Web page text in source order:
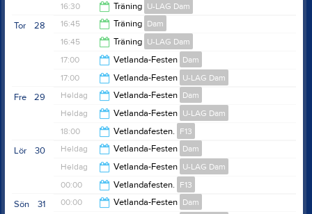
18:00
16:30 Träning U-LAG Dam
18:00
28
Tor 16:45 Träning Dam
17:45
16:45 Träning U-LAG Dam
18:00
17:00 Vetlanda-Festen Dam
00:00
17:00 Vetlanda-Festen U-LAG Dam
00:00
29
Fre Heldag Vetlanda-Festen Dam
Heldag
Vetlanda-Festen U-LAG Dam
18:00
Vetlandafesten. F13
00:00
30
Lör Heldag Vetlanda-Festen Dam
Heldag
Vetlanda-Festen U-LAG Dam
00:00
Vetlandafesten. F13
31
Sön 00:00 Vetlanda-Festen Dam